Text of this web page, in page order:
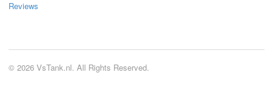
Reviews
© 2026 VsTank.nl. All Rights Reserved.